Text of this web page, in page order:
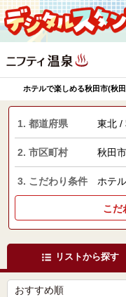
ホテルで楽しめる秋田市(秋
1. 都道府県 東北 /
2. 市区町村 秋田市
3. こだわり条件 ホテル
こだ
リストから探す